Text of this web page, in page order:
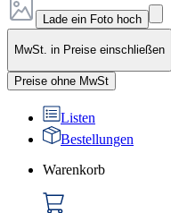
Lade ein Foto hoch
MwSt. in Preise einschließen
Preise ohne MwSt
Listen
Bestellungen
Warenkorb